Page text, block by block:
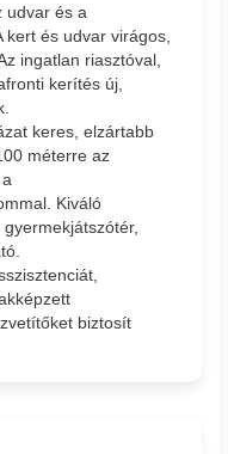
udvar és a
és udvar virágos,
ingatlan riasztóval,
kerítés új,
keres, elzártabb
méterre az
Kiváló
biztosít